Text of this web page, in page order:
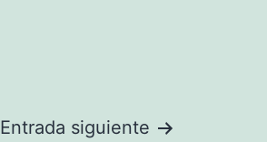
Entrada siguiente